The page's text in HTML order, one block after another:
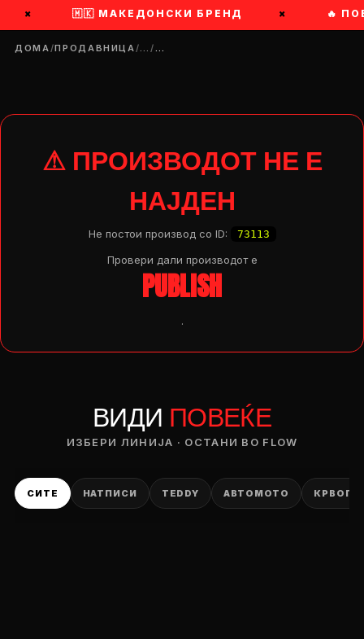
× 🇲🇰 МАКЕДОНСКИ БРЕНД × 🔥
ДОМА/ПРОДАВНИЦА/…/…
⚠ ПРОИЗВОДОТ НЕ Е
НАЈДЕН
Не постои производ со ID: 73113
Провери дали производот e
PUBLISH
.
ВИДИ ПОВЕЌЕ
ИЗБЕРИ ЛИНИЈА · ОСТАНИ ВО FLOW
СИТЕ НАТПИСИ TEDDY АВТОМОТО